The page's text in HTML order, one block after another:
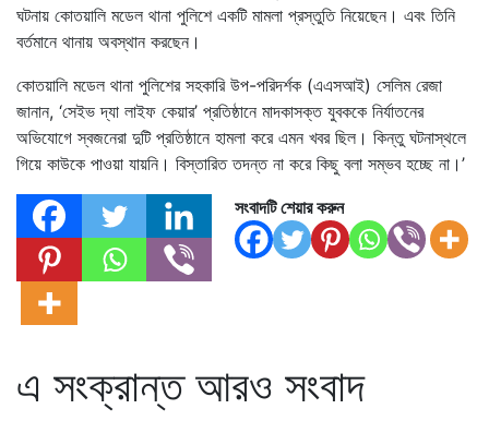
ঘটনায় কোতয়ালি মডেল থানা পুলিশে একটি মামলা প্রস্তুতি নিয়েছেন। এবং তিনি
বর্তমানে থানায় অবস্থান করছেন।
কোতয়ালি মডেল থানা পুলিশের সহকারি উপ-পরিদর্শক (এএসআই) সেলিম রেজা
জানান, ‘সেইভ দ্যা লাইফ কেয়ার’ প্রতিষ্ঠানে মাদকাসক্ত যুবককে নির্যাতনের
অভিযোগে স্বজনেরা দুটি প্রতিষ্ঠানে হামলা করে এমন খবর ছিল। কিন্তু ঘটনাস্থলে
গিয়ে কাউকে পাওয়া যায়নি। বিস্তারিত তদন্ত না করে কিছু বলা সম্ভব হচ্ছে না।’
সংবাদটি শেয়ার করুন
এ সংক্রান্ত আরও সংবাদ